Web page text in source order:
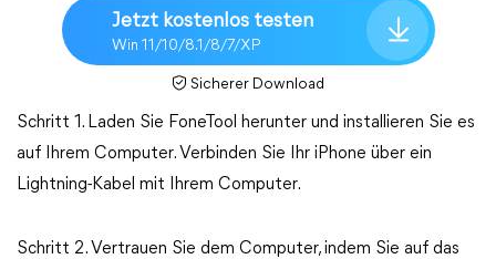
Jetzt kostenlos testen
Win 11/10/8.1/8/7/XP
Sicherer Download
Schritt 1. Laden Sie FoneTool herunter und installieren Sie es
auf Ihrem Computer. Verbinden Sie Ihr iPhone über ein
Lightning-Kabel mit Ihrem Computer.
Schritt 2. Vertrauen Sie dem Computer, indem Sie auf das